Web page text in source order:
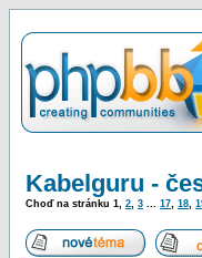
Kabelguru -
Choď na stránku 1, 2, 3 ... 17, 18,